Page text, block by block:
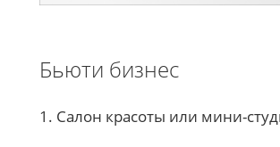
Бьюти бизнес
1. Салон красоты или мини-